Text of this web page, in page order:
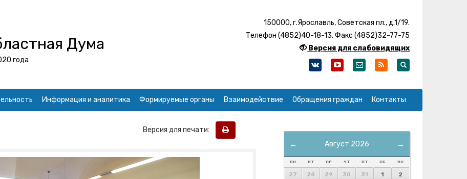
Дума
года
150000, г.Ярославль, Советская пл., д.1/19.
Телефон (4852)40-18-13, Факс (4852)32-77-75
Версия для слабовидящих
Информация и аналитика Формируемые органы Взаимодействие Обращения граждан Контакты
Версия для печати:
← →
Август 2026
ПН ВТ СР ЧТ ПТ СБ ВС
27 28 29 30 31 1 2